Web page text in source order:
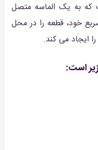
که به یک الماسه متصل
خود، قطعه را در محل
ایجاد می کند.
است: